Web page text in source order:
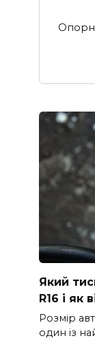
Який
R16 і як
Розмір
один із